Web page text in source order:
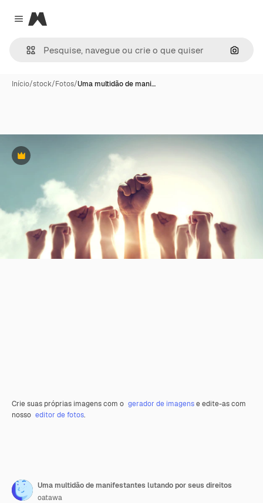
Close menu
Magnific
Início/stock/Fotos/Uma multidão de mani…
Premium
Crie suas próprias imagens com o gerador de imagense edite-as com
nosso editor de fotos.
Uma multidão de manifestantes lutando por seus direitos
oatawa